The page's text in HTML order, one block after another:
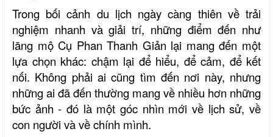
Trong bối cảnh du lịch ngày càng thiên về trải
nghiệm nhanh và giải trí, những điểm đến như
lăng mộ Cụ Phan Thanh Giản lại mang đến một
lựa chọn khác: chậm lại để hiểu, để cảm, để kết
nối. Không phải ai cũng tìm đến nơi này, nhưng
những ai đã đến thường mang về nhiều hơn những
bức ảnh - đó là một góc nhìn mới về lịch sử, về
con người và về chính mình.